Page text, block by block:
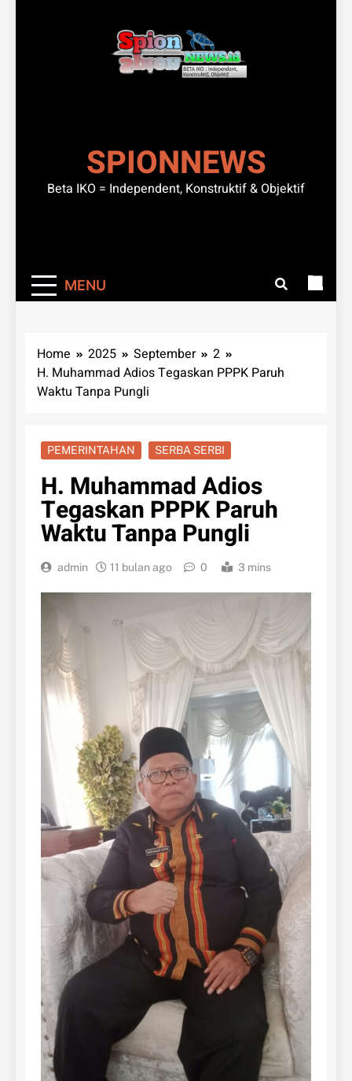
SPIONNEWS
Beta IKO = Independent, Konstruktif & Objektif
MENU
Home 2025 September
2
H. Muhammad Adios Tegaskan PPPK Paruh
Waktu Tanpa Pungli
PEMERINTAHAN SERBA SERBI
H. Muhammad Adios
Tegaskan PPPK Paruh
Waktu Tanpa Pungli
admin 11 bulan ago 0 3 mins